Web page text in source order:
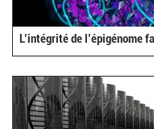
L’intégrité de l’épigénome